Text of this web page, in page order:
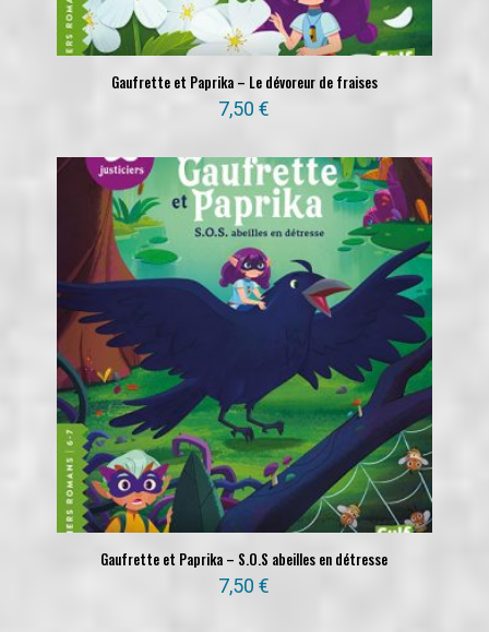
Gaufrette et Paprika – Le dévoreur de fraises
7,50€
Gaufrette et Paprika – S.O.S abeilles en détresse
7,50€